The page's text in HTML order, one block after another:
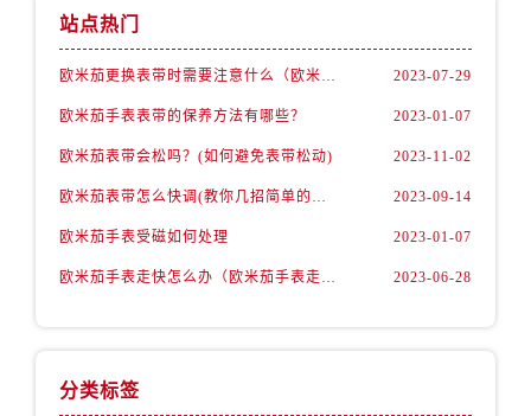
山东省威海市环翠区新威海路89号振华商厦一楼名表维修欧米茄售后服务中心（需提前预约）
浙江省湖州市吴兴区劳动路欧米茄售后服务中心（需提前预约）
站点热门
欧米茄更换表带时需要注意什么（欧米茄手表如何更换表带） 2023-07-29
欧米茄手表表带的保养方法有哪些？ 2023-01-07
欧米茄表带会松吗？(如何避免表带松动) 2023-11-02
欧米茄表带怎么快调(教你几招简单的方法) 2023-09-14
欧米茄手表受磁如何处理 2023-01-07
欧米茄手表走快怎么办（欧米茄手表走快什么原因） 2023-06-28
分类标签